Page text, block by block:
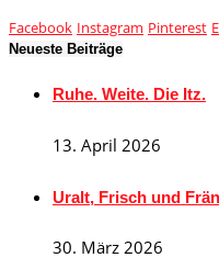
Facebook Instagram Pinterest
Neueste Beiträge
Ruhe. Weite. Die Itz.
13. April 2026
Uralt, Frisch und
30. März 2026